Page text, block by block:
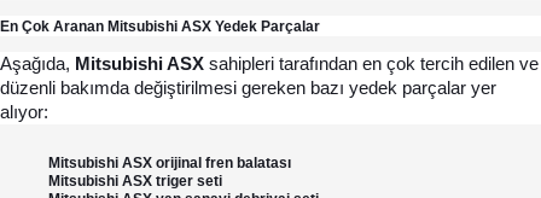
En Çok Aranan Mitsubishi ASX Yedek Parçalar
Aşağıda, Mitsubishi ASX sahipleri tarafından en çok tercih edilen ve
düzenli bakımda değiştirilmesi gereken bazı yedek parçalar yer
alıyor:
Mitsubishi ASX orijinal fren balatası
Mitsubishi ASX triger seti